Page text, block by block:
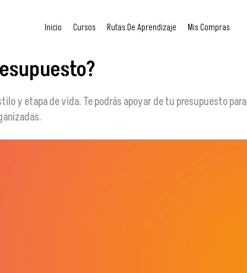
Inicio Cursos Rutas De Aprendizaje Mis Compras
y etapa de vida. Te podrás apoyar de tu presupuesto para